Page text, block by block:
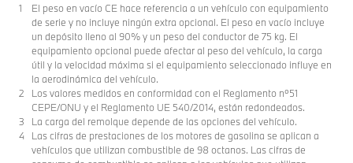
El peso en vacío CE hace referencia a un vehículo con equipamiento
de serie y no incluye ningún extra opcional. El peso en vacío incluye
un depósito lleno al 90% y un peso del conductor de 75 kg. El
equipamiento opcional puede afectar al peso del vehículo, la carga
útil y la velocidad máxima si el equipamiento seleccionado influye en
la aerodinámica del vehículo.
Los valores medidos en conformidad con el Reglamento nº51
CEPE/ONU y el Reglamento UE 540/2014, están redondeados.
La carga del remolque depende de las opciones del vehículo.
Las cifras de prestaciones de los motores de gasolina se aplican a
vehículos que utilizan combustible de 98 octanos. Las cifras de